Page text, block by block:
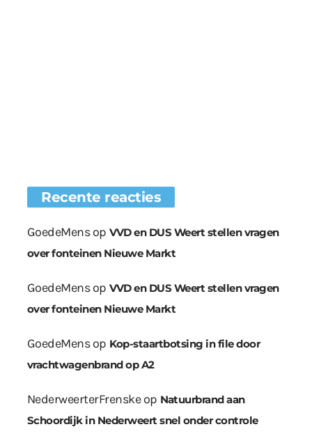
Recente reacties
GoedeMensop VVD en DUS Weert stellen vragen
over fonteinen Nieuwe Markt
GoedeMensop VVD en DUS Weert stellen vragen
over fonteinen Nieuwe Markt
GoedeMensop Kop-staartbotsing in file door
vrachtwagenbrand op A2
NederweerterFrenskeop Natuurbrand aan
Schoordijk in Nederweert snel onder controle